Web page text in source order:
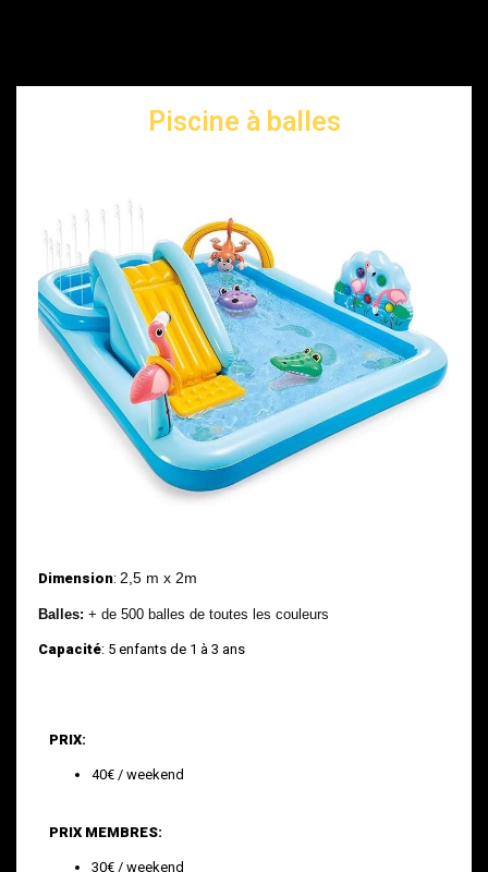
Piscine à balles
Dimension: 2,5 m x 2m
Balles: + de 500 balles de toutes les couleurs
Capacité: 5 enfants de 1 à 3 ans
PRIX:
40€ / weekend
PRIX MEMBRES:
30€ / weekend